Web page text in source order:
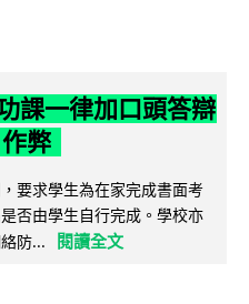
課一律加口頭答辯
弊
要求學生為在家完成書面考
否由學生自行完成。學校亦
防...
閱讀全文